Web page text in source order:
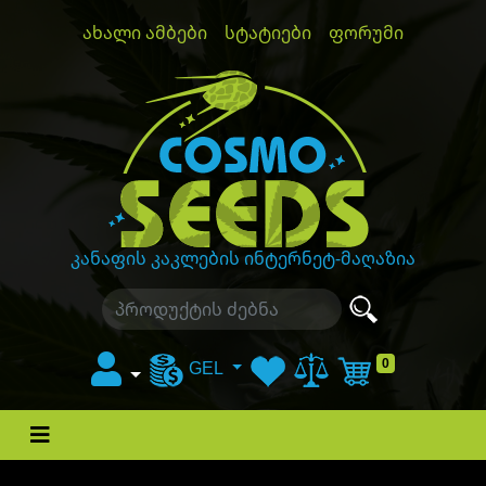
ახალი ამბები სტატიები
ფორუმი
კანაფის კაკლების ინტერნეტ-მაღაზია
GEL კალათა
0